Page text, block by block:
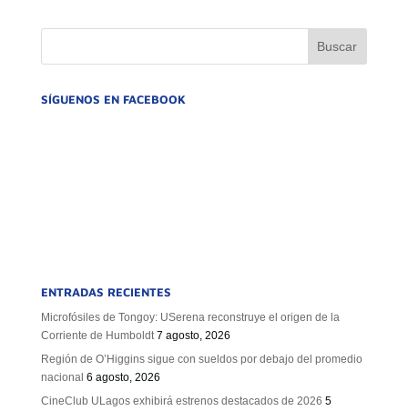
SÍGUENOS EN FACEBOOK
ENTRADAS RECIENTES
Microfósiles de Tongoy: USerena reconstruye el origen de la
Corriente de Humboldt 7 agosto, 2026
Región de O’Higgins sigue con sueldos por debajo del promedio
nacional 6 agosto, 2026
CineClub ULagos exhibirá estrenos destacados de 2026 5